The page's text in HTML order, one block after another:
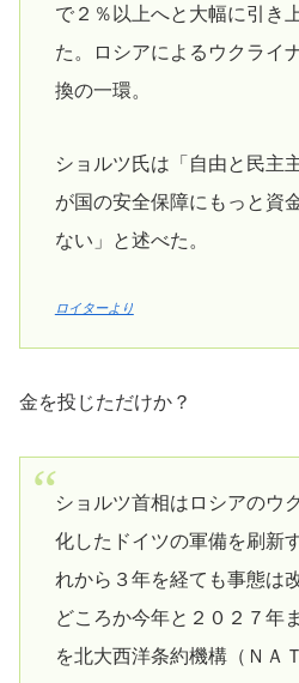
で２％以上へと大幅に引き
た。ロシアによるウクライ
換の一環。
ショルツ氏は「自由と民主
が国の安全保障にもっと資
ない」と述べた。
ロイターより
金を投じただけか？
ショルツ首相はロシアのウ
化したドイツの軍備を刷新
れから３年を経ても事態は
どころか今年と２０２７年
を北大西洋条約機構（ＮＡ